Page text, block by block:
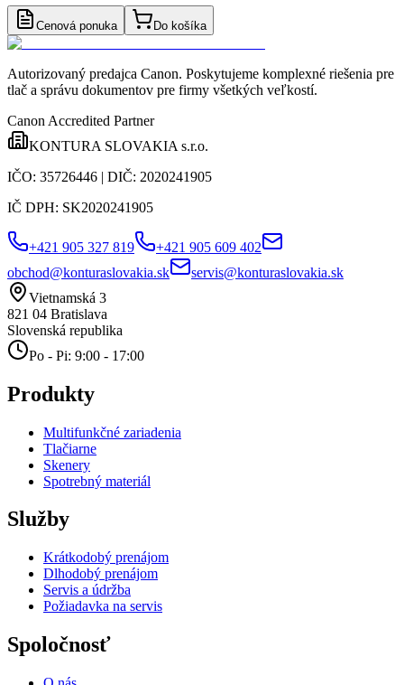
Cenová ponuka Do košíka
Autorizovaný predajca Canon. Poskytujeme komplexné riešenia pre
tlač a správu dokumentov pre firmy všetkých veľkostí.
Canon Accredited Partner
KONTURA SLOVAKIA s.r.o.
IČO: 35726446 | DIČ: 2020241905
IČ DPH: SK2020241905
+421 905 327 819
+421 905 609 402
obchod@konturaslovakia.sk
servis@konturaslovakia.sk
Vietnamská 3
821 04 Bratislava
Slovenská republika
Po - Pi: 9:00 - 17:00
Produkty
Multifunkčné zariadenia
Tlačiarne
Skenery
Spotrebný materiál
Služby
Krátkodobý prenájom
Dlhodobý prenájom
Servis a údržba
Požiadavka na servis
Spoločnosť